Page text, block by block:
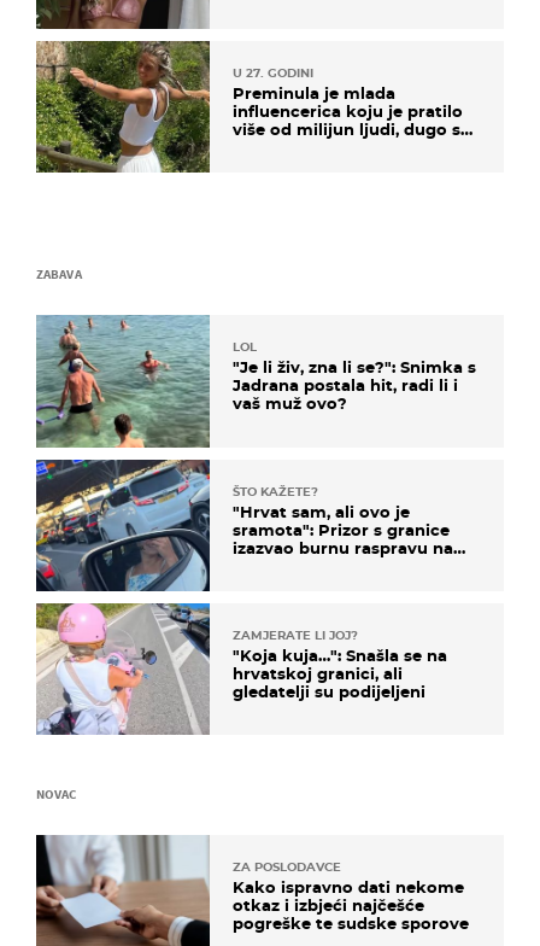
U 27. GODINI
Preminula je mlada
influencerica koju je pratilo
više od milijun ljudi, dugo se
ZABAVA
LOL
"Je li živ, zna li se?": Snimka s
Jadrana postala hit, radi li i
vaš muž ovo?
ŠTO KAŽETE?
"Hrvat sam, ali ovo je
sramota": Prizor s granice
izazvao burnu raspravu na
ZAMJERATE LI JOJ?
"Koja kuja…": Snašla se na
hrvatskoj granici, ali
gledatelji su podijeljeni
NOVAC
ZA POSLODAVCE
Kako ispravno dati nekome
otkaz i izbjeći najčešće
pogreške te sudske sporove